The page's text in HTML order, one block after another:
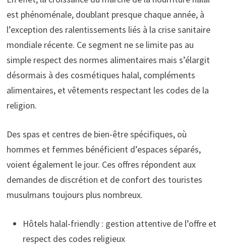
est phénoménale, doublant presque chaque année, à
l’exception des ralentissements liés à la crise sanitaire
mondiale récente. Ce segment ne se limite pas au
simple respect des normes alimentaires mais s’élargit
désormais à des cosmétiques halal, compléments
alimentaires, et vêtements respectant les codes de la
religion.
Des spas et centres de bien-être spécifiques, où
hommes et femmes bénéficient d’espaces séparés,
voient également le jour. Ces offres répondent aux
demandes de discrétion et de confort des touristes
musulmans toujours plus nombreux.
Hôtels halal-friendly : gestion attentive de l’offre et
respect des codes religieux